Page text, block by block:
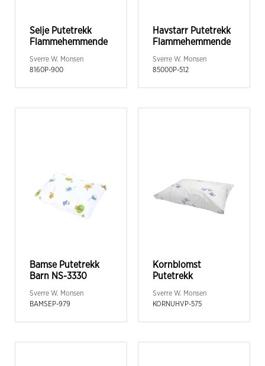
Selje Putetrekk
Flammehemmende
Sverre W. Monsen
8160P-900
Havstarr Putetrekk
Flammehemmende
Sverre W. Monsen
85000P-512
Bamse Putetrekk
Barn NS-3330
Sverre W. Monsen
BAMSEP-979
Kornblomst
Putetrekk
Sverre W. Monsen
KORNUHVP-575